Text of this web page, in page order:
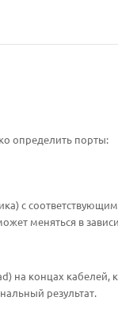
определить порты:
с
меняться в
на концах кабелей,
результат.